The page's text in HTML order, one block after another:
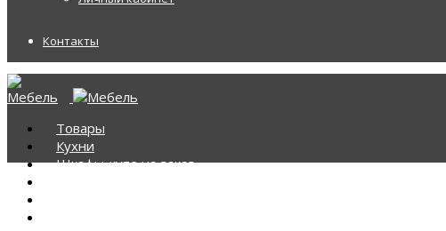
Контакты
Товары
Кухни
Шкафы-купе на заказ